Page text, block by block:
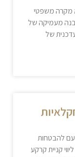
מקרה משפטי
מעמיקה של
של
להבטחות
קניית קרקע